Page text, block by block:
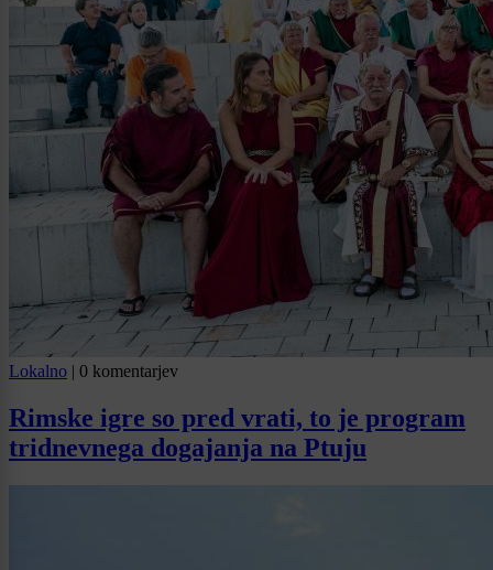
Lokalno | 0 komentarjev
Rimske igre so pred vrati, to je program
tridnevnega dogajanja na Ptuju